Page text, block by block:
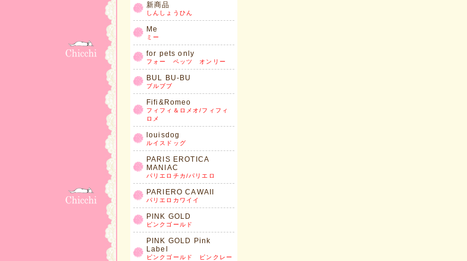
新商品
しんしょうひん
Me
ミー
for pets only
フォー ペッツ オンリー
BUL BU-BU
ブルブブ
Fifi&Romeo
フィフィ＆ロメオ/フィフィ
ロメ
louisdog
ルイスドッグ
PARIS EROTICA
MANIAC
パリエロチカ/パリエロ
PARIERO CAWAII
パリエロカワイイ
PINK GOLD
ピンクゴールド
PINK GOLD Pink
Label
ピンクゴールド ピンクレー